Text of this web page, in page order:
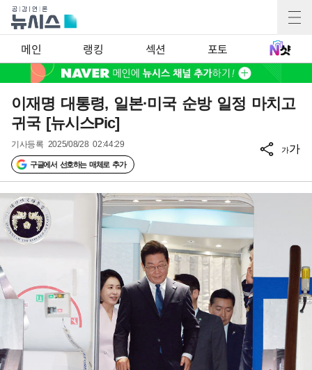
메인 랭킹 섹션 포토
이재명 대통령, 일본·미국 순방 일정 마치고
귀국 [뉴시스Pic]
기사등록 2025/08/28 02:44:29
구글에서 선호하는 매체로 추가
가가